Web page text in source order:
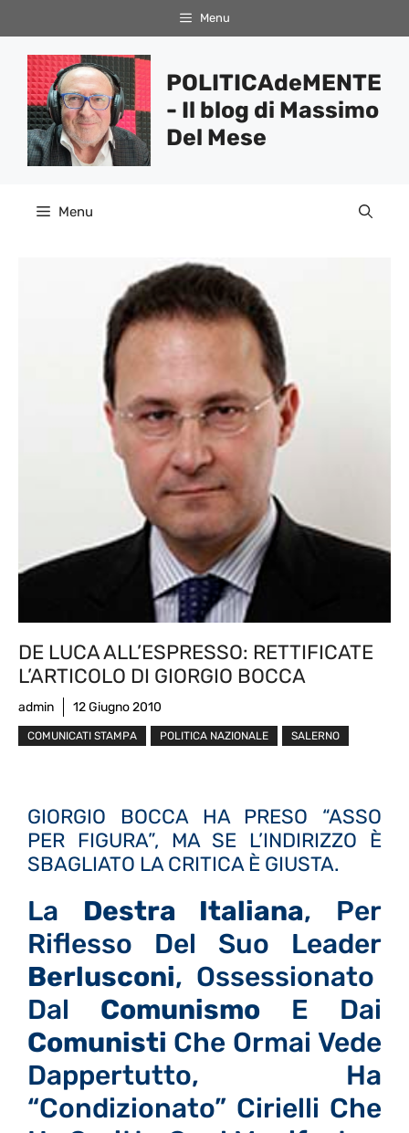
al
contenuto
Menu
POLITICAdeMENTE
- Il blog di Massimo
Del Mese
Menu
DE LUCA ALL’ESPRESSO: RETTIFICATE
L’ARTICOLO DI GIORGIO BOCCA
admin 12 Giugno 2010
COMUNICATI STAMPA POLITICA NAZIONALE SALERNO
GIORGIO BOCCA HA PRESO “ASSO
PER FIGURA”, MA SE L’INDIRIZZO È
SBAGLIATO LA CRITICA È GIUSTA.
La Destra Italiana, Per
Riflesso Del Suo Leader
Berlusconi, Ossessionato
Dal Comunismo E Dai
Comunisti Che Ormai Vede
Dappertutto, Ha
“condizionato” Cirielli Che